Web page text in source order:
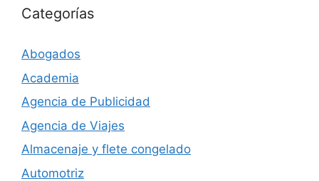
Categorías
Abogados
Academia
Agencia de Publicidad
Agencia de Viajes
Almacenaje y flete congelado
Automotriz